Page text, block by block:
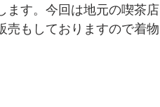
ます。今回は地元の喫茶店
売もしておりますので着物